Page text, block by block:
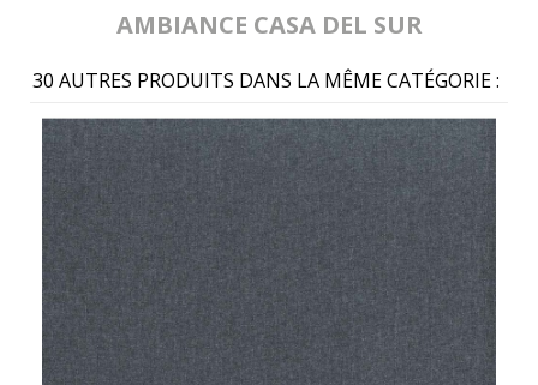
AMBIANCE CASA DEL SUR
30 AUTRES PRODUITS DANS LA MÊME CATÉGORIE :